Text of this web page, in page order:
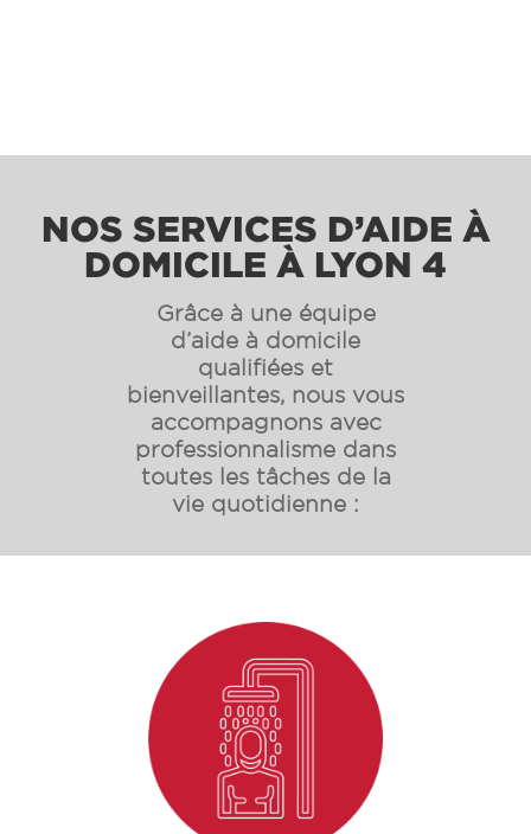
NOS SERVICES D’AIDE À
DOMICILE À LYON 4
Grâce à une équipe
d’aide à domicile
qualifiées et
bienveillantes, nous vous
accompagnons avec
professionnalisme dans
toutes les tâches de la
vie quotidienne :